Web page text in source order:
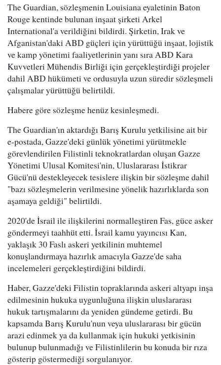
The Guardian, sözleşmenin Louisiana eyaletinin Baton
Rouge kentinde bulunan inşaat şirketi Arkel
International'a verildiğini bildirdi. Şirketin, Irak ve
Afganistan'daki ABD güçleri için yürüttüğü inşaat, lojistik
ve kamp yönetimi faaliyetlerinin yanı sıra ABD Kara
Kuvvetleri Mühendis Birliği için gerçekleştirdiği projeler
dahil ABD hükümeti ve ordusuyla uzun süredir sözleşmeli
çalışmalar yürüttüğü belirtildi.
Habere göre sözleşme henüz kesinleşmedi.
The Guardian'ın aktardığı Barış Kurulu yetkilisine ait bir
e-postada, Gazze'deki günlük yönetimi yürütmekle
görevlendirilen Filistinli teknokratlardan oluşan Gazze
Yönetimi Ulusal Komitesi'nin, Uluslararası İstikrar
Gücü'nü destekleyecek tesislere ilişkin bir sözleşme dahil
"bazı sözleşmelerin verilmesine yönelik hazırlıklarda son
aşamaya geldiği" belirtildi.
2020'de İsrail ile ilişkilerini normalleştiren Fas, güce asker
göndermeyi taahhüt etti. İsrail kamu yayıncısı Kan,
yaklaşık 30 Faslı askeri yetkilinin muhtemel
konuşlandırmaya hazırlık amacıyla Gazze'de saha
incelemeleri gerçekleştirdiğini bildirdi.
Haber, Gazze'deki Filistin topraklarında askeri altyapı inşa
edilmesinin hukuka uygunluğuna ilişkin uluslararası
hukuk tartışmalarını da yeniden gündeme getirdi. Bu
kapsamda Barış Kurulu'nun veya uluslararası bir gücün
arazi edinmek ya da kullanmak için hukuki yetkisinin
bulunup bulunmadığı ve Filistinlilerin bu konuda bir rıza
gösterip göstermediği sorgulanıyor.